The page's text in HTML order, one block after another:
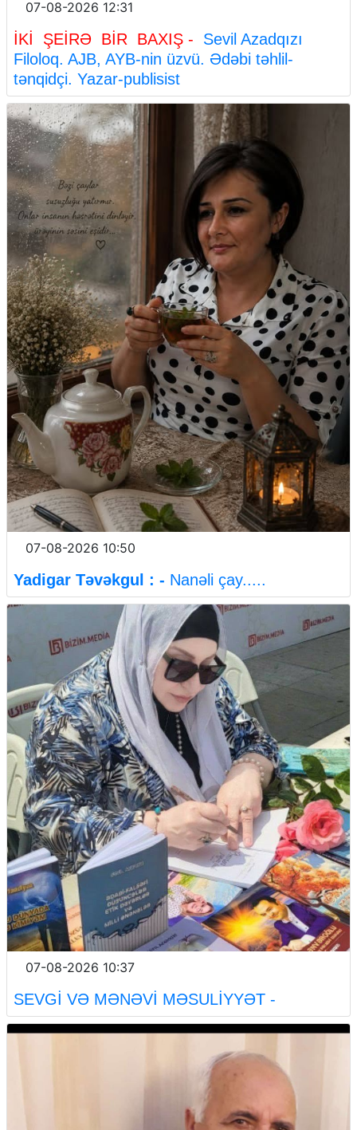
07-08-2026 12:31
İKİ ŞEİRƏ BİR BAXIŞ - Sevil Azadqızı
Filoloq. AJB, AYB-nin üzvü. Ədəbi təhlil-
tənqidçi. Yazar-publisist
07-08-2026 10:50
Yadigar Təvəkgul : - Nanəli çay.....
07-08-2026 10:37
SEVGİ VƏ MƏNƏVİ MƏSULİYYƏT -